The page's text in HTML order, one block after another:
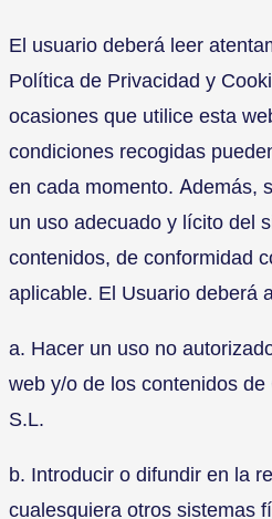
El usuario deberá leer
Política de Privacidad y
ocasiones que utilice esta
condiciones recogidas
en cada momento. Además,
un uso adecuado y lícito del
contenidos, de conformidad
aplicable. El Usuario deberá
a. Hacer un uso no
web y/o de los contenidos
S.L.
b. Introducir o difundir en la
cualesquiera otros sistemas